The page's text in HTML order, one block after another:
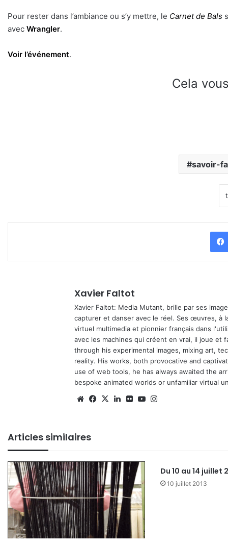
Pour rester dans l’ambiance ou s’y mettre, le Carnet de Bals
avec Wrangler.
Voir l’événement.
Cela
savoir-
Xavier Faltot
Xavier Faltot: Media Mutant, brille par ses
capturer et danser avec le réel. Ses œuvres, à
virtuel multimedia et pionnier français dans
avec les machines qui créent en vrai, il joue et
through his experimental images, mixing art,
reality. His works, both provocative and
use of web tools, he has always awaited the
bespoke animated worlds or unfamiliar virtual
We Fa
X
Lin Fli Yo
Articles similaires
Du 10 au 14 juillet
10 juillet 2013